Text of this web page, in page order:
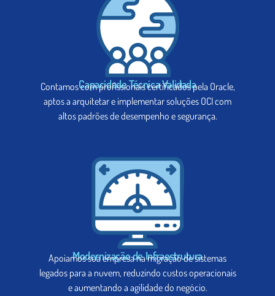
Capacidade Técnica Validada
Contamos com profissionais certificados pela Oracle,
aptos a arquitetar e implementar soluções OCI com
altos padrões de desempenho e segurança.
Modernização de Infraestrutura
Apoiamos sua empresa na migração de sistemas
legados para a nuvem, reduzindo custos operacionais
e aumentando a agilidade do negócio.